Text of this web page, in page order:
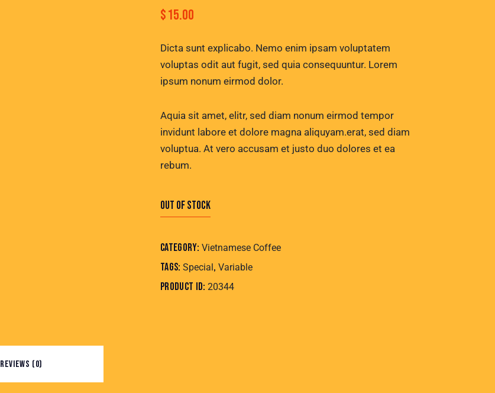
$15.00
Dicta sunt explicabo. Nemo enim ipsam voluptatem
voluptas odit aut fugit, sed quia consequuntur. Lorem
ipsum nonum eirmod dolor.
Aquia sit amet, elitr, sed diam nonum eirmod tempor
invidunt labore et dolore magna aliquyam.erat, sed diam
voluptua. At vero accusam et justo duo dolores et ea
rebum.
Out of stock
Category: Vietnamese Coffee
Tags:Special , Variable
Product ID:20344
REVIEWS (0)